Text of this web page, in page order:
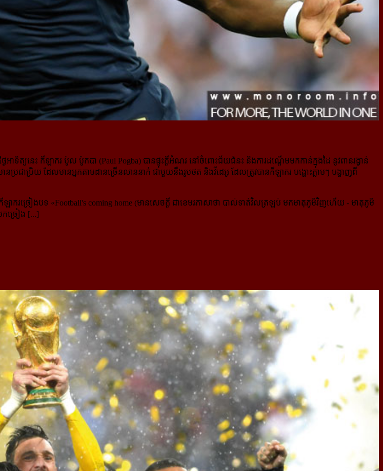
ៃអាទិត្យនេះ កីឡាករ ប៉ូល ប៉ូកបា (Paul Pogba) បានផ្ទុះក្ដីអំណរ នៅចំពោះជ័យជំនះ និងការដណ្ដើមមកកាន់ក្នុងដៃ នូវពានរង្វាន់
ជាប្រិយ ដែលមានអ្នកតាមដានច្រើនលាននាក់ ជាមួយនឹងរូបថត និងវីដេអូ ដែលត្រូវបានកីឡាករ បង្ហោះភ្លាមៗ បង្ហាញពី
ាករច្រៀងបទ «Football's coming home (មានសេចក្ដី ជាខេមរភាសាថា បាល់ទាត់​វិលត្រឡប់ មកមាតុភូមិវិញហើយ - មាតុភូមិ
កច្រៀង [...]